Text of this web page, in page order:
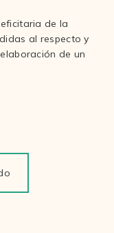
de la
al respecto y
de un